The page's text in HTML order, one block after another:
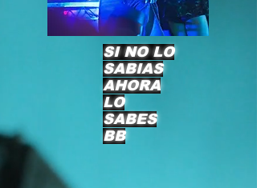
SI NO LO
SABIAS
AHORA
LO
SABES
BB